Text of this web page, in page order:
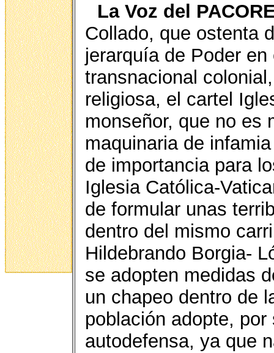
La Voz del
Collado, que ostenta
jerarquía de Poder
transnacional
religiosa, el cartel
monseñor, que no es
maquinaria de
de importancia para
Iglesia Católica-
de formular unas
dentro del mismo
Hildebrando Borgia-
se adopten medidas
un chapeo dentro de
población adopte,
autodefensa, ya que